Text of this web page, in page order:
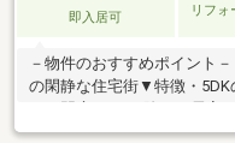
即入居可
リフォ
－物件のおすすめポイント
の閑静な住宅街▼特徴・5DK
階、回遊性のある間取り・